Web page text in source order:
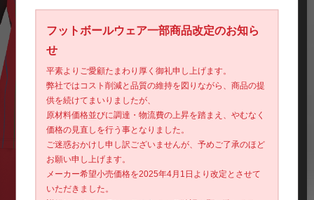
¥ 11,550
（税込）
¥ 11,550
フットボールウェア一部商品改定のお知ら
せ
平素よりご愛顧たまわり厚く御礼申し上げます。
弊社ではコスト削減と品質の維持を図りながら、商品の提
供を続けてまいりましたが、
原材料価格並びに調達・物流費の上昇を踏まえ、やむなく
価格の見直しを行う事となりました。
ご迷惑おかけし申し訳ございませんが、予めご了承のほど
お願い申し上げます。
メーカー希望小売価格を2025年4月1日より改定とさせて
いただきました。